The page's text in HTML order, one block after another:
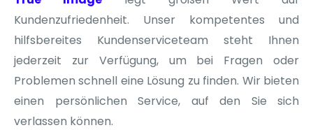
Kundenzufriedenheit. Unser kompetentes und
hilfsbereites Kundenserviceteam steht Ihnen
jederzeit zur Verfügung, um bei Fragen oder
Problemen schnell eine Lösung zu finden. Wir bieten
einen persönlichen Service, auf den Sie sich
verlassen können.